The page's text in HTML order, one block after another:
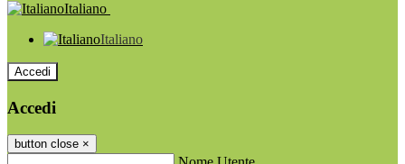
Italiano
Italiano
Accedi
Accedi
button close ×